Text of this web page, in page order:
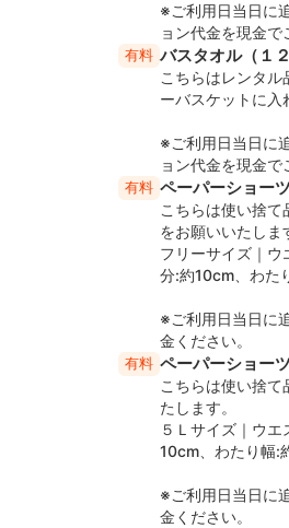
・飲酒、喫煙（電子
・土足での立ち入り
・上の階、隣室に響
※ご質問やご意見等は
※ご利用日当日に
ョン代金を現金で
有料 バスタオル（１
こちらはレンタ
ーバスケットに入
※ご利用日当日に
ョン代金を現金で
有料 ペーパーショー
こちらは使い捨
をお願いいたしま
フリーサイズ｜
分:約10cm、わた
※ご利用日当日に
金ください。
有料 ペーパーショー
こちらは使い捨
たします。
５Ｌサイズ｜ウ
10cm、わたり幅:
※ご利用日当日に
金ください。